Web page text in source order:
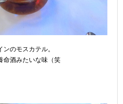
のモスカテル。
命酒みたいな味（笑